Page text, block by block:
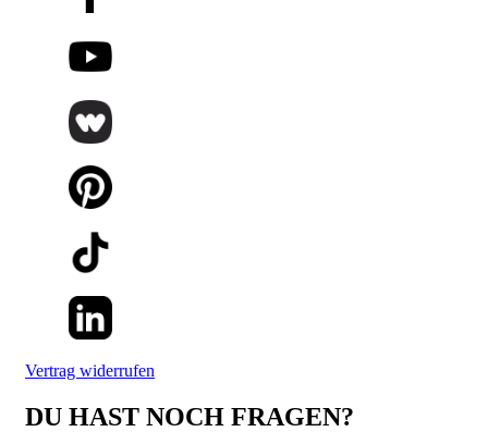
Vertrag widerrufen
DU HAST NOCH FRAGEN?